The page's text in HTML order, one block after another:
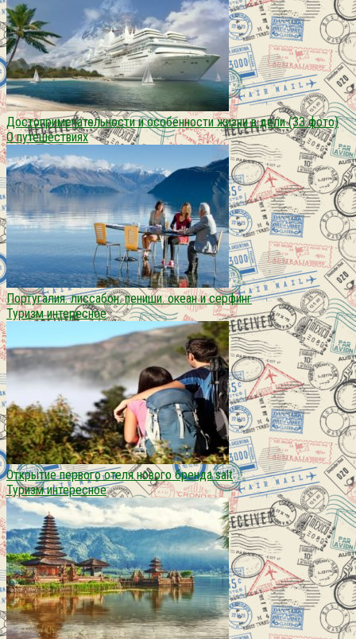
Достопримечательности и особенности жизни в дели (33 фото)
О путешествиях
Португалия. лиссабон. пениши. океан и серфинг
Туризм интересное
Открытие первого отеля нового бренда salt
Туризм интересное